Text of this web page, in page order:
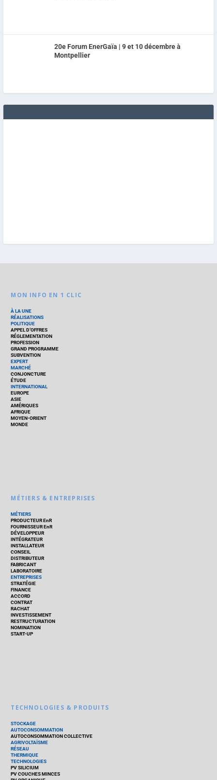
20e Forum EnerGaïa | 9 et 10 décembre à
Montpellier
MON INFO EN 1 CLIC
À LA UNE
RÉALISATIONS
POLITIQUE
APPEL D’OFFRES
RÉGLEMENTATION
PROFESSION
GRAND PROGRAMME
SUBVENTION
EXPERT
MARCHÉ
CONJONCTURE
ÉTUDE
INTERNATIONAL
EUROPE
ASIE
AMÉRIQUES
AFRIQUE
MOYEN-ORIENT
MONDE
MÉTIERS & ENTREPRISES
MÉTIERS
PRODUCTEUR EnR
FOURNISSEUR EnR
DÉVELOPPEUR
INTÉGRATEUR
INSTALLATEUR
CONSEIL
DISTRIBUTEUR
FABRICANT
LABORATOIRE
ENTREPRISES
STRATÉGIE
FINANCE
ACCORD
CONTRAT
RACHAT
INVESTISSEMENT
RESTRUCTURATION
NOMINATION
START-UP
TECHNOLOGIES & PRODUITS
STOCKAGE
AUTOCONSOMMATION
AUTOCONSOMMATION COLLECTIVE
AGRIVOLTAÏSME
RÉSEAU
THERMIQUE
TECHNOLOGIES
PV SILICIUM
PV COUCHES MINCES